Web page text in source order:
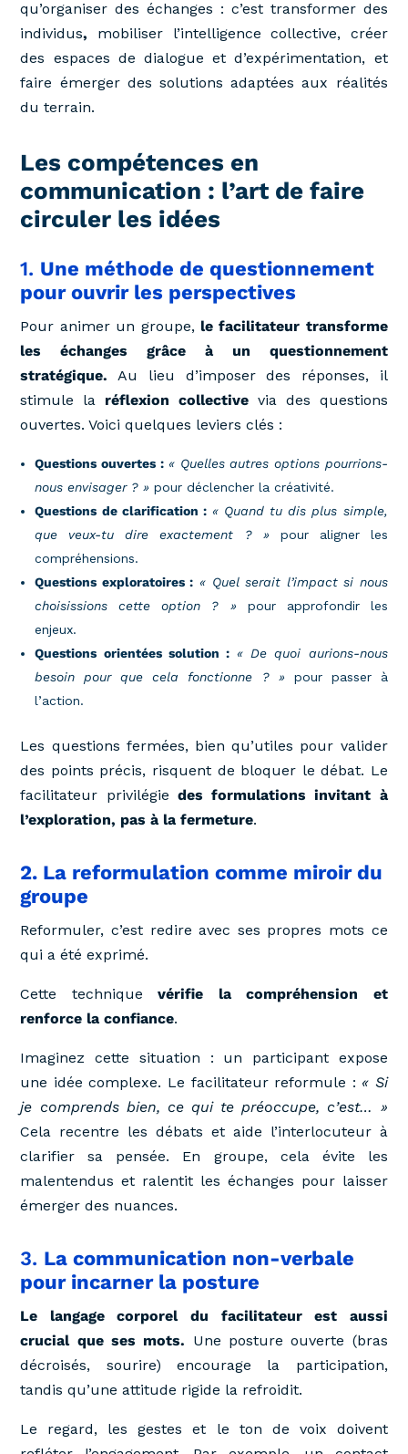
qu’organiser des échanges : c’est transformer des
individus, mobiliser l’intelligence collective, créer
des espaces de dialogue et d’expérimentation, et
faire émerger des solutions adaptées aux réalités
du terrain.
Les compétences en
communication : l’art de faire
circuler les idées
1. Une méthode de questionnement
pour ouvrir les perspectives
Pour animer un groupe, le facilitateur transforme
les échanges grâce à un questionnement
stratégique. Au lieu d’imposer des réponses, il
stimule la réflexion collective via des questions
ouvertes. Voici quelques leviers clés :
Questions ouvertes : « Quelles autres options pourrions-
nous envisager ? » pour déclencher la créativité.
Questions de clarification : « Quand tu dis plus simple,
que veux-tu dire exactement ? » pour aligner les
compréhensions.
Questions exploratoires : « Quel serait l’impact si nous
choisissions cette option ? » pour approfondir les
enjeux.
Questions orientées solution : « De quoi aurions-nous
besoin pour que cela fonctionne ? » pour passer à
l’action.
Les questions fermées, bien qu’utiles pour valider
des points précis, risquent de bloquer le débat. Le
facilitateur privilégie des formulations invitant à
l’exploration, pas à la fermeture.
2. La reformulation comme miroir du
groupe
Reformuler, c’est redire avec ses propres mots ce
qui a été exprimé.
Cette techniquevérifie la compréhension et
renforce la confiance.
Imaginez cette situation : un participant expose
une idée complexe. Le facilitateur reformule : « Si
je comprends bien, ce qui te préoccupe, c’est… »
Cela recentre les débats et aide l’interlocuteur à
clarifier sa pensée. En groupe, cela évite les
malentendus et ralentit les échanges pour laisser
émerger des nuances.
3. La communication non-verbale
pour incarner la posture
Le langage corporel du facilitateur est aussi
crucial que ses mots. Une posture ouverte (bras
décroisés, sourire) encourage la participation,
tandis qu’une attitude rigide la refroidit.
Le regard, les gestes et le ton de voix doivent